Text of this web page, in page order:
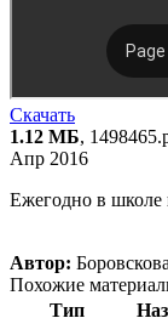
Скачать
1.12 МБ,
Апр 2016
Ежегодно в школе
Автор:
Похожие
Тип